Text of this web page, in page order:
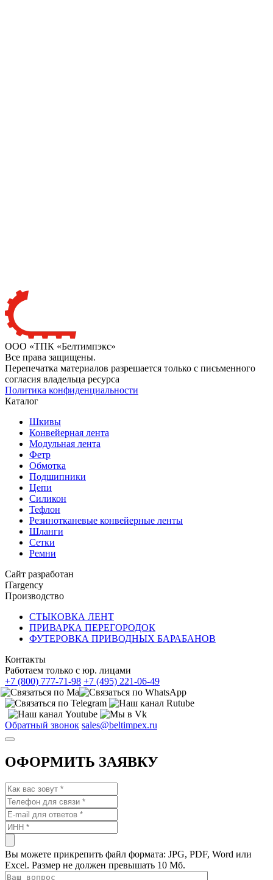
ООО «ТПК «Белтимпэкс»
Все права защищены.
Перепечатка материалов разрешается только с письменного
согласия владельца ресурса
Политика конфиденциальности
Каталог
Шкивы
Конвейерная лента
Модульная лента
Фетр
Обмотка
Подшипники
Цепи
Силикон
Тефлон
Резинотканевые конвейерные ленты
Шланги
Сетки
Ремни
Сайт разработан
iTargency
Производство
СТЫКОВКА ЛЕНТ
ПРИВАРКА ПЕРЕГОРОДОК
ФУТЕРОВКА ПРИВОДНЫХ БАРАБАНОВ
Контакты
Работаем только с юр. лицами
+7 (800) 777-71-98 +7 (495) 221-06-49
Обратный звонок sales@beltimpex.ru
ОФОРМИТЬ ЗАЯВКУ
Вы можете прикрепить файл формата: JPG, PDF, Word или
Excel. Размер не должен превышать 10 Мб.